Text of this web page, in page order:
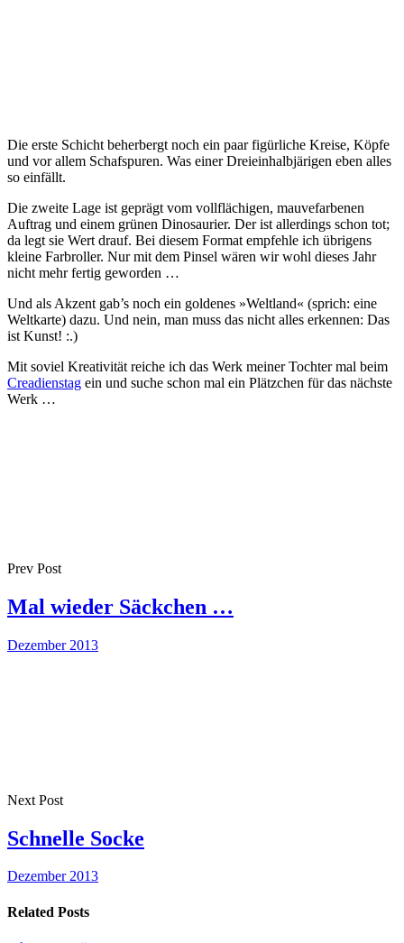
Die erste Schicht beherbergt noch ein paar figürliche Kreise, Köpfe
und vor allem Schafspuren. Was einer Dreieinhalbjärigen eben alles
so einfällt.
Die zweite Lage ist geprägt vom vollflächigen, mauvefarbenen
Auftrag und einem grünen Dinosaurier. Der ist allerdings schon tot;
da legt sie Wert drauf. Bei diesem Format empfehle ich übrigens
kleine Farbroller. Nur mit dem Pinsel wären wir wohl dieses Jahr
nicht mehr fertig geworden …
Und als Akzent gab’s noch ein goldenes »Weltland« (sprich: eine
Weltkarte) dazu. Und nein, man muss das nicht alles erkennen: Das
ist Kunst! :.)
Mit soviel Kreativität reiche ich das Werk meiner Tochter mal beim
Creadienstag ein und suche schon mal ein Plätzchen für das nächste
Werk …
Prev Post
Mal wieder Säckchen …
Dezember 2013
Next Post
Schnelle Socke
Dezember 2013
Related Posts